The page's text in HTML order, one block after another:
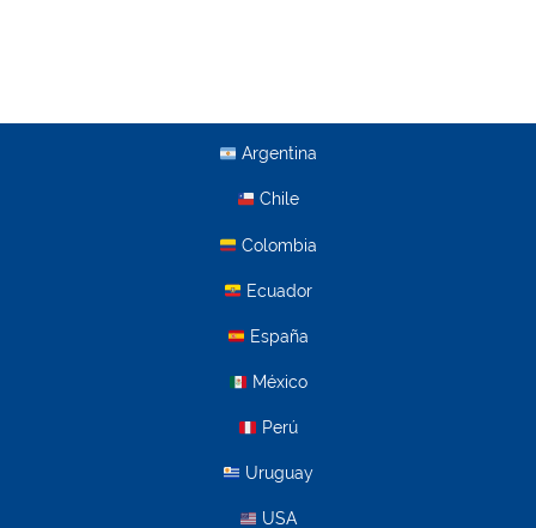
Argentina
Chile
Colombia
Ecuador
España
México
Perú
Uruguay
USA